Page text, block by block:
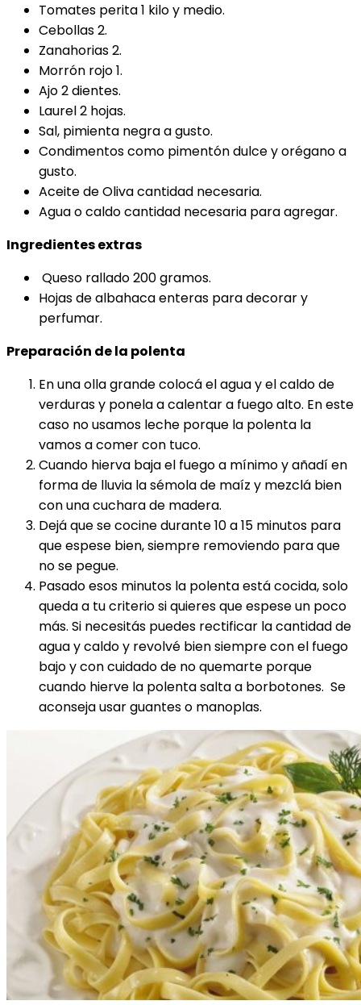
Tomates perita 1 kilo y medio.
Cebollas 2.
Zanahorias 2.
Morrón rojo 1.
Ajo 2 dientes.
Laurel 2 hojas.
Sal, pimienta negra a gusto.
Condimentos como pimentón dulce y orégano a
gusto.
Aceite de Oliva cantidad necesaria.
Agua o caldo cantidad necesaria para agregar.
Ingredientes extras
Queso rallado 200 gramos.
Hojas de albahaca enteras para decorar y
perfumar.
Preparación de la polenta
En una olla grande colocá el agua y el caldo de
verduras y ponela a calentar a fuego alto. En este
caso no usamos leche porque la polenta la
vamos a comer con tuco.
Cuando hierva baja el fuego a mínimo y añadí en
forma de lluvia la sémola de maíz y mezclá bien
con una cuchara de madera.
Dejá que se cocine durante 10 a 15 minutos para
que espese bien, siempre removiendo para que
no se pegue.
Pasado esos minutos la polenta está cocida, solo
queda a tu criterio si quieres que espese un poco
más. Si necesitás puedes rectificar la cantidad de
agua y caldo y revolvé bien siempre con el fuego
bajo y con cuidado de no quemarte porque
cuando hierve la polenta salta a borbotones. Se
aconseja usar guantes o manoplas.